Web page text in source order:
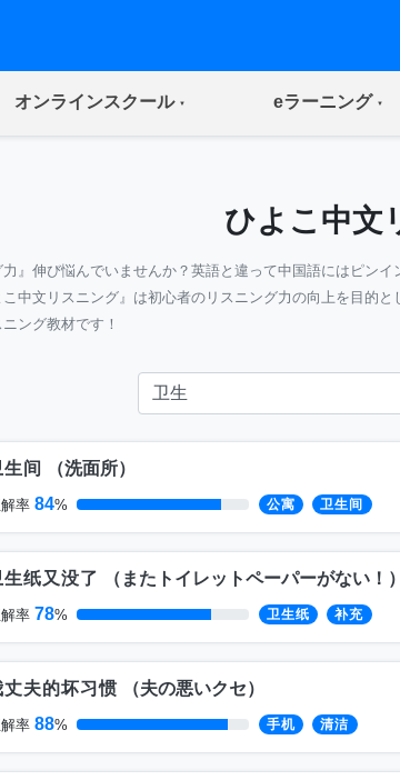
オンラインスクール(current) eラーニング
ひよこ中文
』伸び悩んでいませんか？英語と違って中国語にはピン
こ中文リスニング』は初心者のリスニング力の向上を目的
ング教材です！
生间 （洗面所）
率 84% 公寓 卫生间
生纸又没了 （ またトイレットペーパーがない！ ）
率 78% 卫生纸 补充
丈夫的坏习惯 （夫の悪いクセ）
率 88% 手机 清洁